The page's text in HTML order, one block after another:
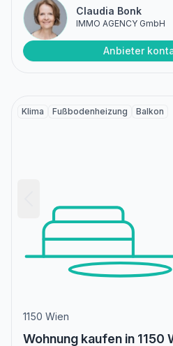
Claudia Bonk
IMMO AGENCY GmbH
Anbieter
Klima Fußbodenheizung Balkon
1150 Wien
Wohnung kaufen in 1150